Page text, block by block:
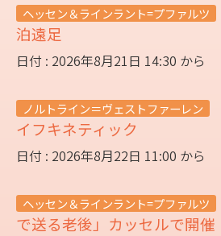
ヘッセン＆ラインラント=プファルツ
泊遠足
日付 : 2026年8月21日 14:30 から
ノルトライン＝ヴェストファーレン
イフキネティック
日付 : 2026年8月22日 11:00 から
ヘッセン＆ラインラント=プファルツ
で送る老後」カッセルで開催